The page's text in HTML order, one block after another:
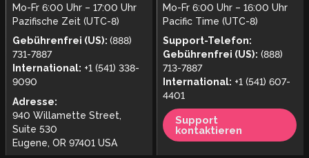
Mo-Fr 6:00 Uhr – 17:00 Uhr
Pazifische Zeit (UTC-8)
Gebührenfrei (US): (888)
731-7887
International: +1 (541) 338-
9090
Adresse:
940 Willamette Street,
Suite 530
Eugene, OR 97401 USA
Mo-Fr 6:00 Uhr – 16:00 Uhr
Pacific Time (UTC-8)
Support-Telefon:
Gebührenfrei (US): (888)
713-7887
International: +1 (541) 607-
4401
Support
kontaktieren